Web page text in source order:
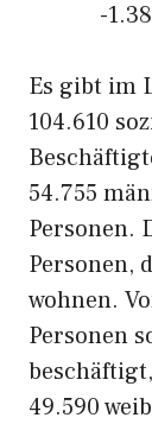
-
Es gibt im
104.610
54.755
Personen.
Personen,
wohnen.
Personen
49.590